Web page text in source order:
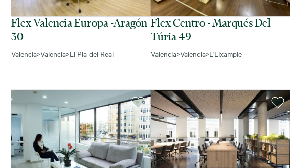
Flex Valencia Europa -aragón
30
Valencia>Valencia>El Pla del Real
Flex Centro - Marqués Del
Túria 49
Valencia>Valencia>L'Eixample